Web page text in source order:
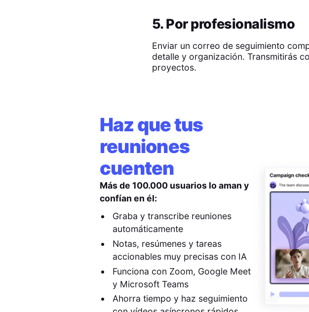
5. Por profesionalismo
Enviar un correo de seguimiento
detalle y organización. Transmitirás
proyectos.
Haz que tus
reuniones
cuenten
Más de 100.000 usuarios lo aman y
confían en él:
Graba y transcribe reuniones
automáticamente
Notas, resúmenes y tareas
accionables muy precisas con IA
Funciona con Zoom, Google Meet
y Microsoft Teams
Ahorra tiempo y haz seguimiento